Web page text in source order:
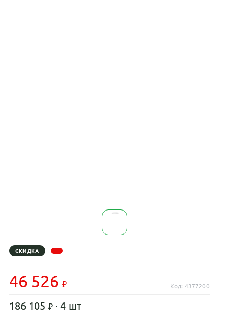
СКИДКА
46 526 Код: 4377200
186 105 · 4 шт